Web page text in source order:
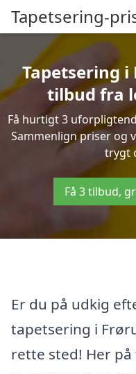
Tapetsering-
Tapetsering i
tilbud fra
Få hurtigt 3
Sammenlign priser og
trygt
Få 3 tilbud,
Er du på udkig
tapetsering i
rette sted! Her